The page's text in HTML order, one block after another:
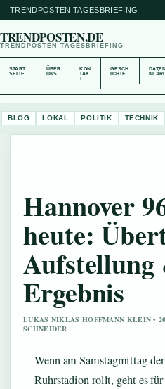
TRENDPOSTEN TAGESBRIEFING
TRENDPOSTEN.DE
TRENDPOSTEN TAGESBRIEFING
START
SEITE
ÜBER
UNS
KON
TAK
T
GESCH
ICHTE
BLOG LOKAL POLITIK TECHNIK
Hannover
heute:
Aufstellung
Ergebnis
LUKAS NIKLAS HOFFMANN KLEIN •
SCHNEIDER
Wenn am Samstagmittag
Ruhrstadion rollt, geht es